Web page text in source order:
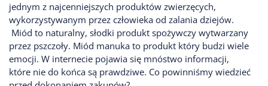
jednym z najcenniejszych produktów zwierzęcych,
wykorzystywanym przez człowieka od zalania dziejów.
Miód to naturalny, słodki produkt spożywczy wytwarzany
przez pszczoły. Miód manuka to produkt który budzi wiele
emocji. W internecie pojawia się mnóstwo informacji,
które nie do końca są prawdziwe. Co powinniśmy wiedzieć